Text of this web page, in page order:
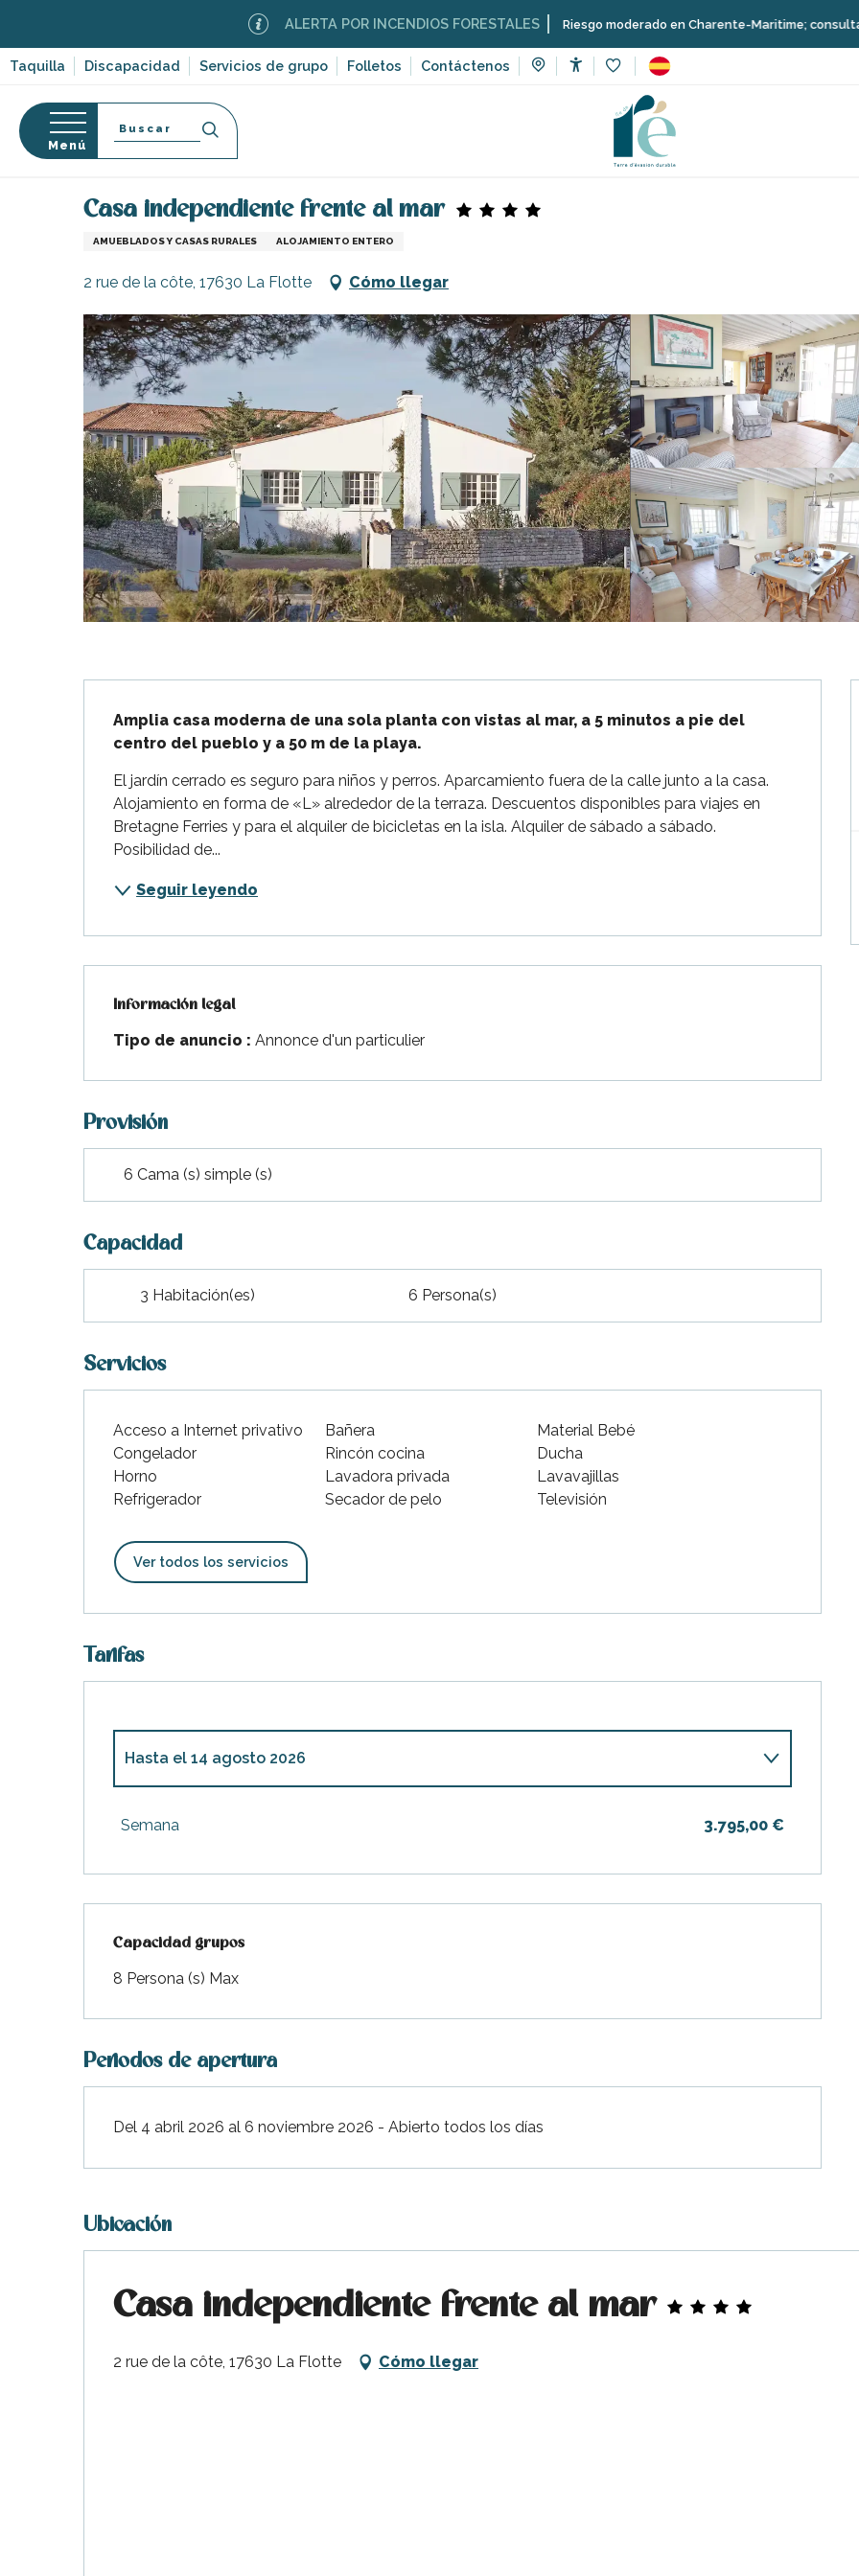
contenu
principal
Taquilla Discapacidad Servicios de grupo Folletos Contáctenos
ALERTA POR INCENDIOS FORESTALES Riesgo moderado en Charente-Maritime; consulta aquí las
Plage-en-
sur-
Portes-en-Ré
Plage
Martin-de-Ré
Marie-de-Ré
Menú
Buscar
Página Web Casa independiente frente al mar
Casa independiente frente al mar
AMUEBLADOS Y CASAS RURALES ALOJAMIENTO ENTERO
2 rue de la côte, 17630 La Flotte Cómo llegar
Amplia casa moderna de una sola planta con vistas al mar, a 5 minutos a pie del
centro del pueblo y a 50 m de la playa.
El jardín cerrado es seguro para niños y perros. Aparcamiento fuera de la calle junto a la casa.
Alojamiento en forma de «L» alrededor de la terraza. Descuentos disponibles para viajes en
Bretagne Ferries y para el alquiler de bicicletas en la isla. Alquiler de sábado a sábado.
Posibilidad de...
Seguir leyendo
Información legal
Información legal
Tipo de anuncio : Annonce d'un particulier
Provisión
6 Cama (s) simple (s)
Capacidad
3 Habitación(es) 6 Persona(s)
Servicios
Acceso a Internet privativo Bañera
Material Bebé
Congelador
Rincón cocina
Ducha
Horno
Lavadora privada
Lavavajillas
Refrigerador
Secador de pelo Televisión
Ver todos los servicios
Tarifas
Hasta el 14 agosto 2026
Desde15 agosto 2026
Desde24 octubre 2026hasta6 noviembre 2026
Semana 3.795,00 €
Capacidad grupos
Capacidad grupos
8 Persona (s) Max
Periodos de apertura
Del 4 abril 2026 al 6 noviembre 2026 - Abierto todos los días
Ubicación
Casa independiente frente al mar
2 rue de la côte, 17630 La Flotte Cómo llegar